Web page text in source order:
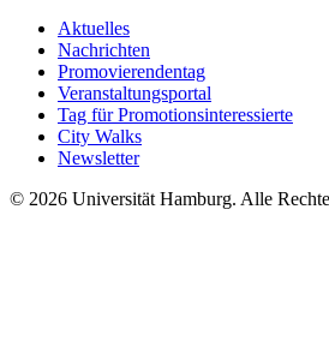
Aktuelles
Nachrichten
Promovierendentag
Veranstaltungsportal
Tag für Promotionsinteressierte
City Walks
Newsletter
© 2026 Universität Hamburg. Alle